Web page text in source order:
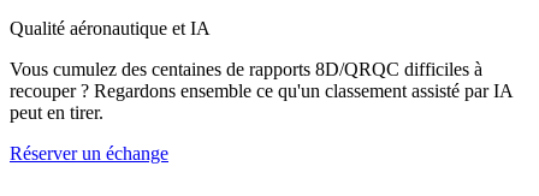
Qualité aéronautique et IA
Vous cumulez des centaines de rapports 8D/QRQC difficiles à
recouper ? Regardons ensemble ce qu'un classement assisté par IA
peut en tirer.
Réserver un échange